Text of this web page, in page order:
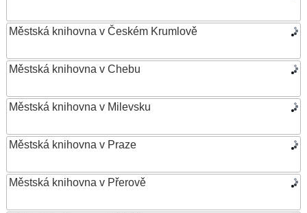
Městská knihovna v Českém Krumlově
Městská knihovna v Chebu
Městská knihovna v Milevsku
Městská knihovna v Praze
Městská knihovna v Přerově